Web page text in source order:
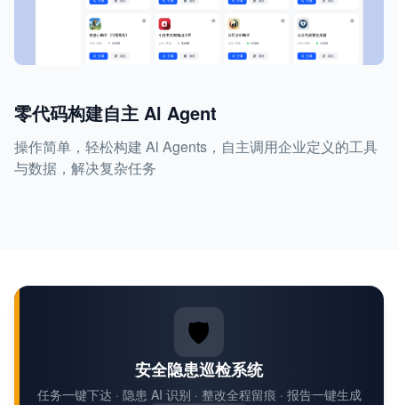
零代码构建自主 Al Agent
操作简单，轻松构建 Al Agents，自主调用企业定义的工具
与数据，解决复杂任务
🛡️
安全隐患巡检系统
任务一键下达 · 隐患 AI 识别 · 整改全程留痕 · 报告一键生成